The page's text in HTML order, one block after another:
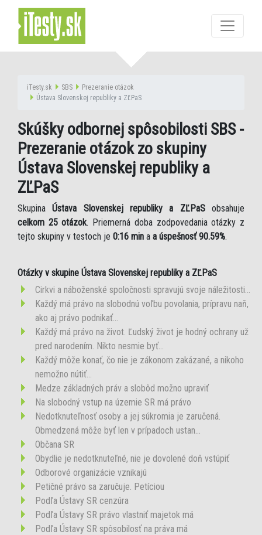
iTesty.sk SBS
Prezeranie otázok
Ústava Slovenskej republiky a ZĽPaS
Skúšky odbornej spôsobilosti SBS -
Prezeranie otázok zo skupiny
Ústava Slovenskej republiky a
ZĽPaS
SkupinaÚstava Slovenskej republiky a ZĽPaSobsahuje
celkom 25 otázok. Priemerná doba zodpovedania otázky z
tejto skupiny v testoch je 0:16 min a a úspešnosť 90.59%.
Otázky v skupine Ústava Slovenskej republiky a ZĽPaS
Cirkvi a náboženské spoločnosti spravujú svoje náležitosti...
Každý má právo na slobodnú voľbu povolania, prípravu naň,
ako aj právo podnikať...
Každý má právo na život. Ľudský život je hodný ochrany už
pred narodením. Nikto nesmie byť...
Každý môže konať, čo nie je zákonom zakázané, a nikoho
nemožno nútiť...
Medze základných práv a slobôd možno upraviť
Na slobodný vstup na územie SR má právo
Nedotknuteľnosť osoby a jej súkromia je zaručená.
Obmedzená môže byť len v prípadoch ustan...
Občana SR
Obydlie je nedotknuteľné, nie je dovolené doň vstúpiť
Odborové organizácie vznikajú
Petičné právo sa zaručuje. Petíciou
Podľa Ústavy SR cenzúra
Podľa Ústavy SR právo vlastniť majetok má
Podľa Ústavy SR spôsobilosť na práva má